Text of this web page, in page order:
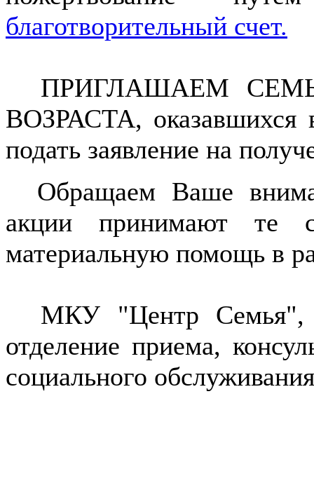
благотворительный счет.
ПРИГЛАШАЕМ
ВОЗРАСТА, оказавшихся
подать заявление на
Обращаем Ваше
акции принимают те
материальную помощь в
МКУ "Центр Семья",
отделение приема,
социального